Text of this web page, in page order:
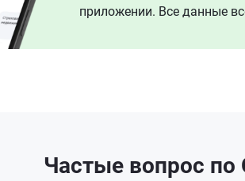
приложении. Все данные
Частые вопрос по